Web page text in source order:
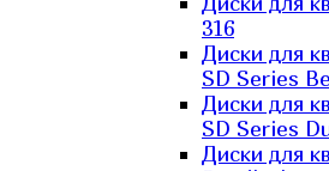
316
Диски для
SD Series
Диски для
SD Series
Диски для